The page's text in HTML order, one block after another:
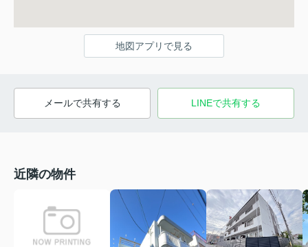
地図アプリで見る
メールで共有する LINEで共有する
近隣の物件